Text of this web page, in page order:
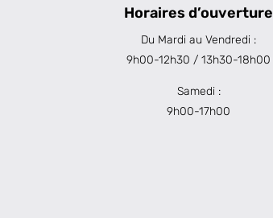
Horaires d’ouverture
Du Mardi au Vendredi :
9h00-12h30 / 13h30-18h00
Samedi :
9h00-17h00